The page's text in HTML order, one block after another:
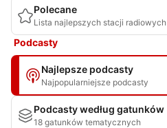
Polecane
Lista najlepszych stacji radiowych
Podcasty
Najlepsze podcasty
Najpopularniejsze podcasty
Podcasty według gatunków
18 gatunków tematycznych